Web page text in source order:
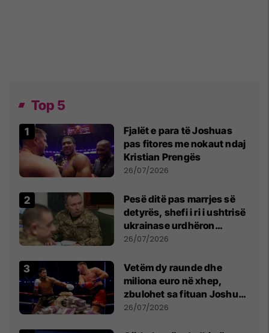
Top 5
Fjalët e para të Joshuas
pas fitores me nokaut ndaj
Kristian Prengës
26/07/2026
Pesë ditë pas marrjes së
detyrës, shefi i ri i ushtrisë
ukrainase urdhëron
kontroll të madh
26/07/2026
Vetëm dy raunde dhe
miliona euro në xhep,
zbulohet sa fituan Joshua
e Prenga
26/07/2026